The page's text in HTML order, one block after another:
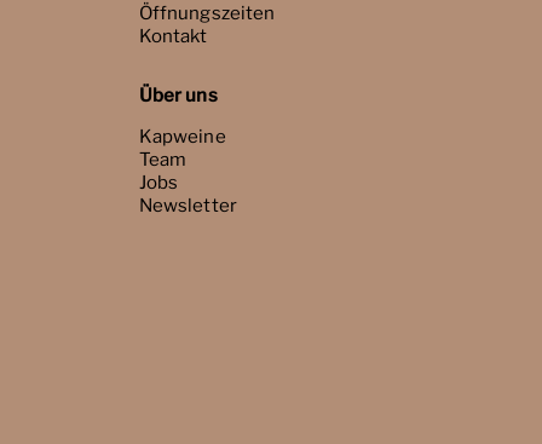
Öffnungszeiten
Kontakt
Über uns
Kapweine
Team
Jobs
Newsletter